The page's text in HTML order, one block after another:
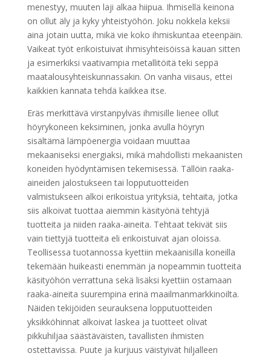
menestyy, muuten laji alkaa hiipua. Ihmisellä keinona
on ollut äly ja kyky yhteistyöhön. Joku nokkela keksii
aina jotain uutta, mikä vie koko ihmiskuntaa eteenpäin.
Vaikeat työt erikoistuivat ihmisyhteisöissä kauan sitten
ja esimerkiksi vaativampia metallitöitä teki seppä
maatalousyhteiskunnassakin. On vanha viisaus, ettei
kaikkien kannata tehdä kaikkea itse.
Eräs merkittävä virstanpylväs ihmisille lienee ollut
höyrykoneen keksiminen, jonka avulla höyryn
sisältämä lämpöenergia voidaan muuttaa
mekaaniseksi energiaksi, mikä mahdollisti mekaanisten
koneiden hyödyntämisen tekemisessä. Tällöin raaka-
aineiden jalostukseen tai lopputuotteiden
valmistukseen alkoi erikoistua yrityksiä, tehtaita, jotka
siis alkoivat tuottaa aiemmin käsityönä tehtyjä
tuotteita ja niiden raaka-aineita. Tehtaat tekivät siis
vain tiettyjä tuotteita eli erikoistuivat ajan oloissa.
Teollisessa tuotannossa kyettiin mekaanisilla koneilla
tekemään huikeasti enemmän ja nopeammin tuotteita
käsityöhön verrattuna sekä lisäksi kyettiin ostamaan
raaka-aineita suurempina erinä maailmanmarkkinoilta.
Näiden tekijöiden seurauksena lopputuotteiden
yksikköhinnat alkoivat laskea ja tuotteet olivat
pikkuhiljaa säästäväisten, tavallisten ihmisten
ostettavissa. Puute ja kurjuus väistyivät hiljalleen